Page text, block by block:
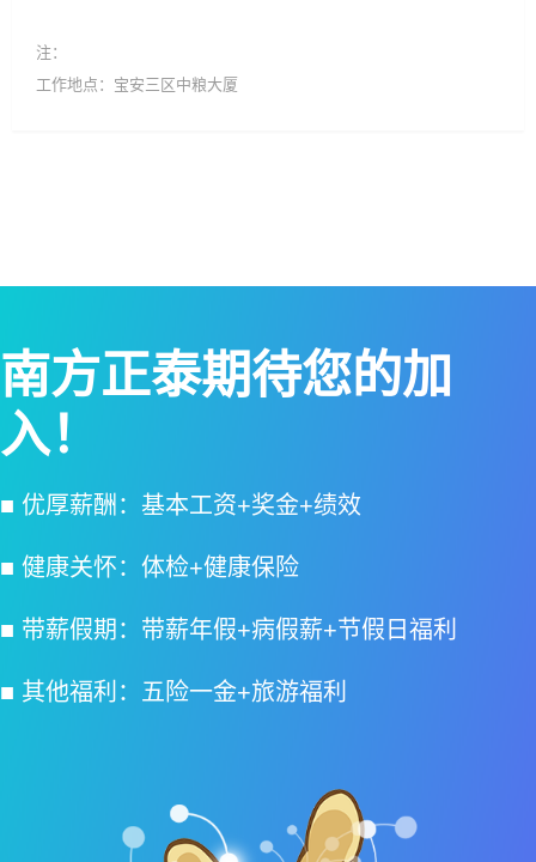
注：
工作地点：宝安三区中粮大厦
南方正泰期待您的加
入！
■ 优厚薪酬：基本工资+奖金+绩效
■ 健康关怀：体检+健康保险
■ 带薪假期：带薪年假+病假薪+节假日福利
■ 其他福利：五险一金+旅游福利